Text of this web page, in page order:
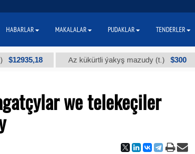
Az kükürtli ýakyş mazudy (t.) $300
we telekeçiler
HABARLAR MAKALALAR PUDAKLAR TENDERLER